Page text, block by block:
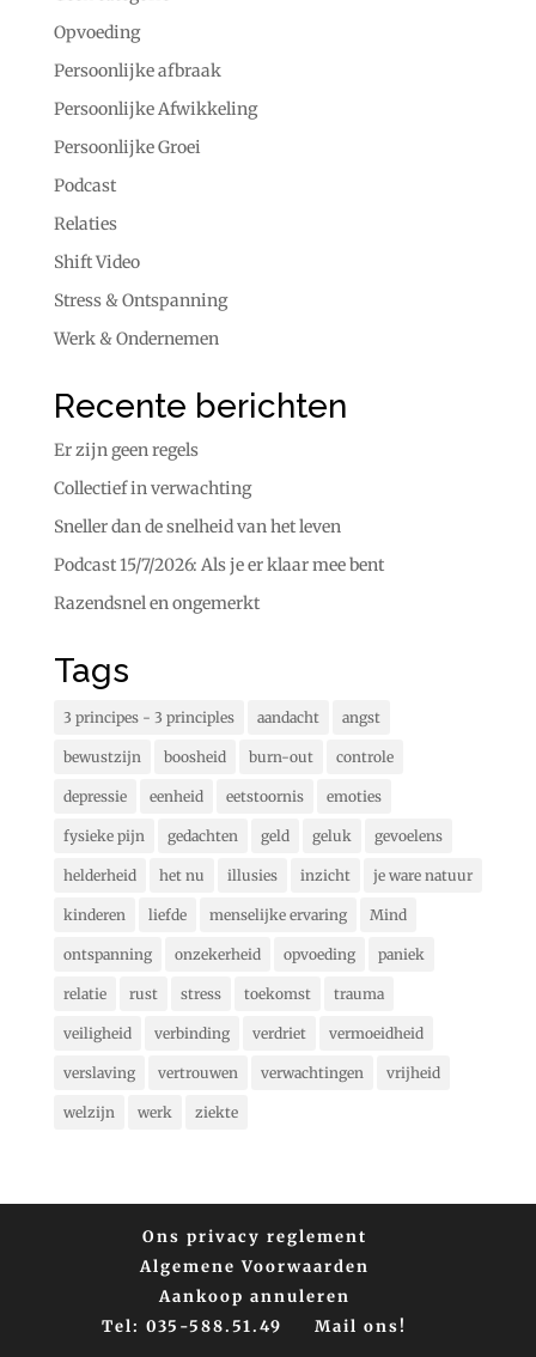
Opvoeding
Persoonlijke afbraak
Persoonlijke Afwikkeling
Persoonlijke Groei
Podcast
Relaties
Shift Video
Stress & Ontspanning
Werk & Ondernemen
Recente berichten
Er zijn geen regels
Collectief in verwachting
Sneller dan de snelheid van het leven
Podcast 15/7/2026: Als je er klaar mee bent
Razendsnel en ongemerkt
Tags
3 principes - 3 principles aandacht angst
bewustzijn boosheid burn-out controle
depressie eenheid eetstoornis emoties
fysieke pijn gedachten geld geluk gevoelens
helderheid het nu illusies inzicht je ware natuur
kinderen liefde menselijke ervaring Mind
ontspanning onzekerheid opvoeding paniek
relatie rust stress toekomst trauma
veiligheid verbinding verdriet vermoeidheid
verslaving vertrouwen verwachtingen vrijheid
welzijn werk ziekte
Ons privacy reglement
Algemene Voorwaarden
Aankoop annuleren
Tel: 035-588.51.49
Mail ons!